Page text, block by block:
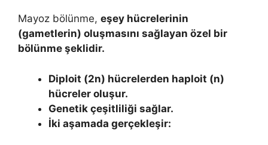
Mayoz bölünme, eşey hücrelerinin
(gametlerin) oluşmasını sağlayan özel bir
bölünme şeklidir.
Diploit (2n) hücrelerden haploit (n)
hücreler oluşur.
Genetik çeşitliliği sağlar.
İki aşamada gerçekleşir: